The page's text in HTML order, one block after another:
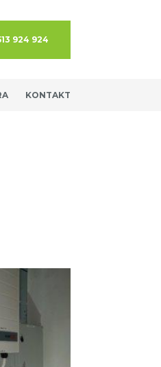
924 924
KONTAKT